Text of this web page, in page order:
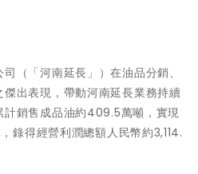
（「河南延長」）在油品分銷、
出表現，帶動河南延長業務持續
計銷售成品油約409.5萬噸，實現
錄得經營利潤總額人民幣約3,114.